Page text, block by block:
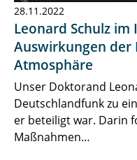
28.11.2022
Leonard Schulz
Auswirkungen der
Atmosphäre
Unser Doktorand
Deutschlandfunk zu
er beteiligt war. Darin
Maßnahmen…